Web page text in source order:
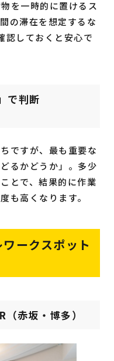
を一時的に置けるス
の滞在を想定するな
認しておくと安心で
で判断
ですが、最も重要な
るかどうか」。多少
とで、結果的に作業
も高くなります。
ークスポット
赤坂・博多）